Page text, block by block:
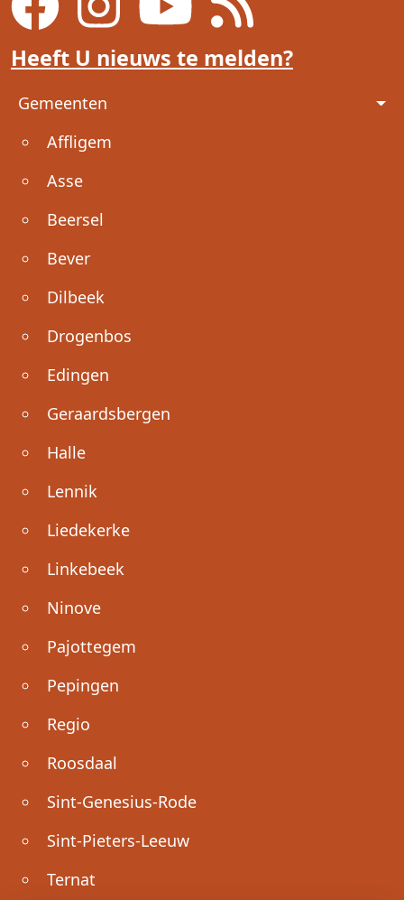
Heeft U nieuws te melden?
Voet
Gemeenten
Affligem
Asse
Beersel
Bever
Dilbeek
Drogenbos
Edingen
Geraardsbergen
Halle
Lennik
Liedekerke
Linkebeek
Ninove
Pajottegem
Pepingen
Regio
Roosdaal
Sint-Genesius-Rode
Sint-Pieters-Leeuw
Ternat